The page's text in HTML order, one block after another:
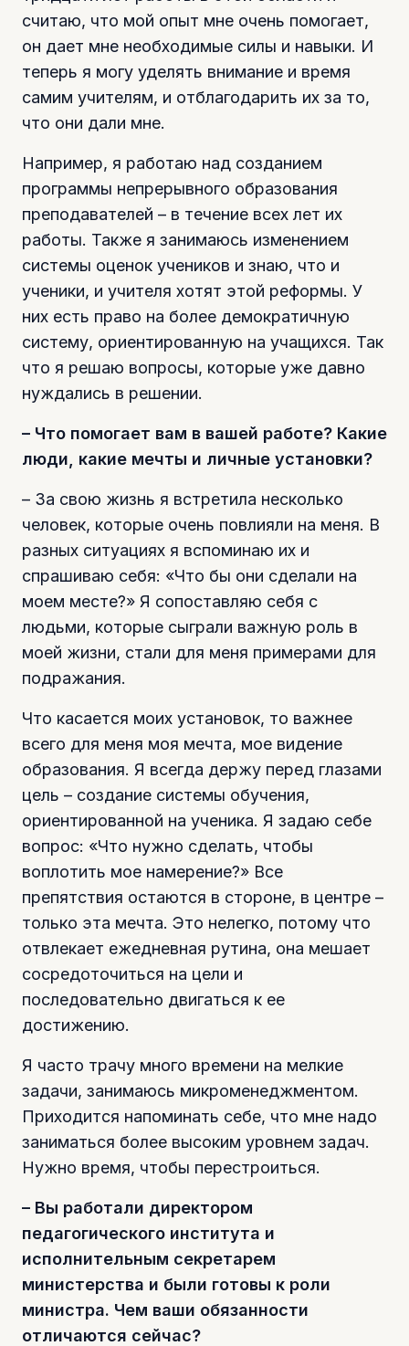
считаю, что мой опыт мне очень помогает,
он дает мне необходимые силы и навыки. И
теперь я могу уделять внимание и время
самим учителям, и отблагодарить их за то,
что они дали мне.
Например, я работаю над созданием
программы непрерывного образования
преподавателей – в течение всех лет их
работы. Также я занимаюсь изменением
системы оценок учеников и знаю, что и
ученики, и учителя хотят этой реформы. У
них есть право на более демократичную
систему, ориентированную на учащихся. Так
что я решаю вопросы, которые уже давно
нуждались в решении.
– Что помогает вам в вашей работе? Какие
люди, какие мечты и личные установки?
– За свою жизнь я встретила несколько
человек, которые очень повлияли на меня. В
разных ситуациях я вспоминаю их и
спрашиваю себя: «Что бы они сделали на
моем месте?» Я сопоставляю себя с
людьми, которые сыграли важную роль в
моей жизни, стали для меня примерами для
подражания.
Что касается моих установок, то важнее
всего для меня моя мечта, мое видение
образования. Я всегда держу перед глазами
цель – создание системы обучения,
ориентированной на ученика. Я задаю себе
вопрос: «Что нужно сделать, чтобы
воплотить мое намерение?» Все
препятствия остаются в стороне, в центре –
только эта мечта. Это нелегко, потому что
отвлекает ежедневная рутина, она мешает
сосредоточиться на цели и
последовательно двигаться к ее
достижению.
Я часто трачу много времени на мелкие
задачи, занимаюсь микроменеджментом.
Приходится напоминать себе, что мне надо
заниматься более высоким уровнем задач.
Нужно время, чтобы перестроиться.
– Вы работали директором
педагогического института и
исполнительным секретарем
министерства и были готовы к роли
министра. Чем ваши обязанности
отличаются сейчас?